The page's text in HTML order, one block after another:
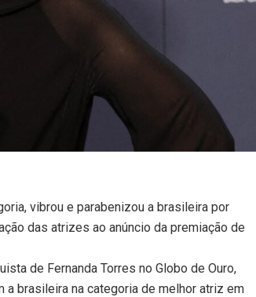
vibrou e parabenizou a brasileira por
das atrizes ao anúncio da premiação de
de Fernanda Torres no Globo de Ouro,
a brasileira na categoria de melhor atriz em